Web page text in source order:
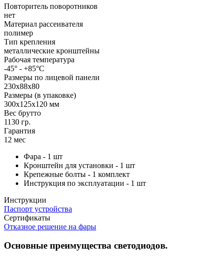
Повторитель поворотников
нет
Материал рассеивателя
полимер
Тип крепления
металлические кронштейны
Рабочая температура
-45° - +85°С
Размеры по лицевой панели
230х88х80
Размеры (в упаковке)
300х125х120 мм
Вес брутто
1130 гр.
Гарантия
12 мес
Фара - 1 шт
Кронштейн для установки - 1 шт
Крепежные болты - 1 комплект
Инструкция по эксплуатации - 1 шт
Инструкции
Паспорт устройства
Сертификаты
Отказное решение на фары
Основные преимущества светодиодов.